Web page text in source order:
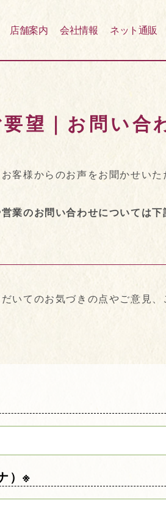
店舗案内 会社情報 ネット通販
望｜お問い合
客様からのお声をお聞かせいた
業のお問い合わせについては
いてのお気づきの点やご意見
）※